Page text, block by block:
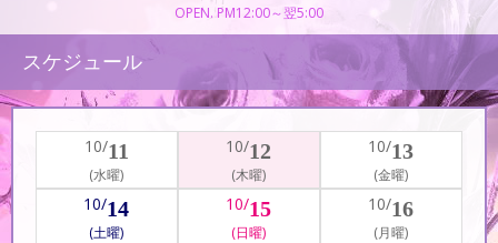
OPEN. PM12:00～翌5:00
スケジュール
10/11
(水曜)
10/12
(木曜)
10/13
(金曜)
10/14
(土曜)
10/15
(日曜)
10/16
(月曜)